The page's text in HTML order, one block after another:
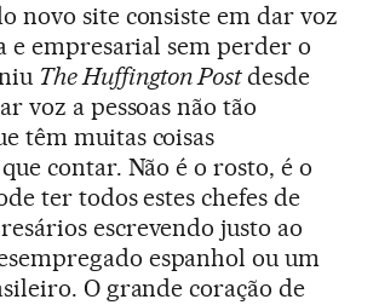
novo site consiste em dar voz
e empresarial sem perder o
The Huffington Postdesde
voz a pessoas não tão
têm muitas coisas
contar. Não é o rosto, é o
ter todos estes chefes de
escrevendo justo ao
espanhol ou um
O grande coração de